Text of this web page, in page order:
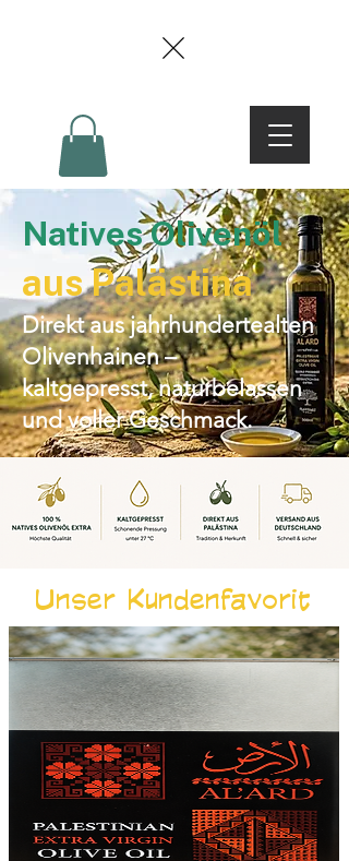
Natives Olivenöl
aus Palästina
Direkt aus jahrhundertealten
Olivenhainen –
kaltgepresst, naturbelassen
und voller Geschmack.
Unser Kundenfavorit